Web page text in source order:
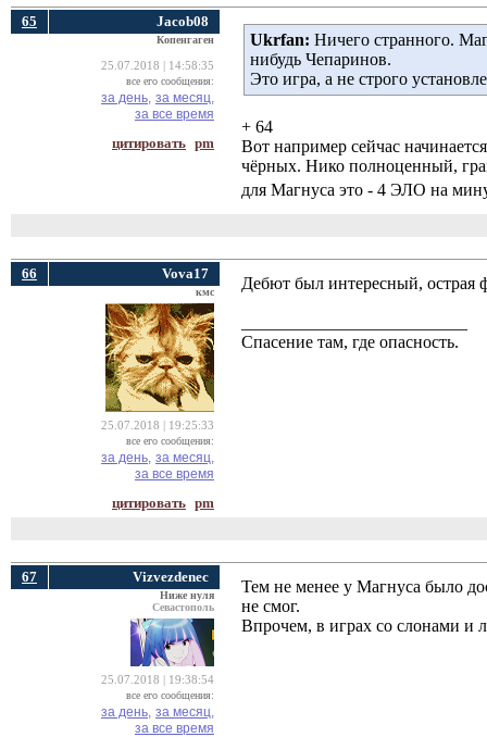
65 Jacob08
Копенгаген
25.07.2018 | 14:58:35
все его сообщения:
за день, за месяц,
за все время
цитировать pm
Ukrfan: Ничего странного.
нибудь Чепаринов.
Это игра, а не строго
+ 64
Вот например сейчас
чёрных. Нико полноценный,
для Магнуса это - 4 ЭЛО на
66 Vova17
кмс
25.07.2018 | 19:25:33
все его сообщения:
за день, за месяц,
за все время
цитировать pm
Дебют был интересный, острая
Спасение там, где опасность.
67 Vizvezdenec
Ниже нуля
Севастополь
25.07.2018 | 19:38:54
все его сообщения:
за день, за месяц,
за все время
Тем не менее у Магнуса было
не смог.
Впрочем, в играх со слонами и